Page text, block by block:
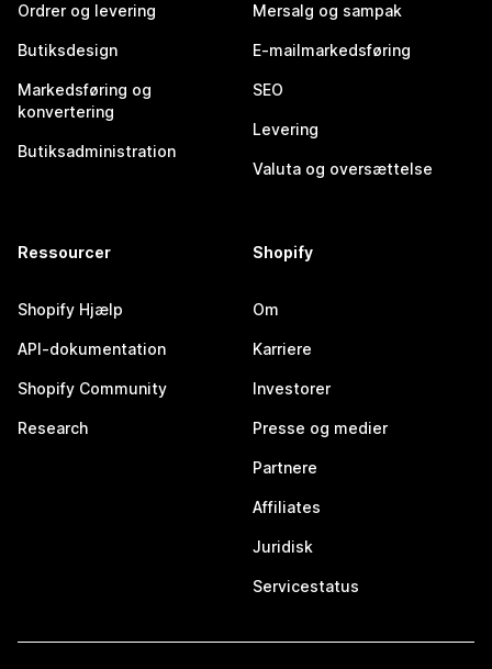
Ordrer og levering
Butiksdesign
Markedsføring og
konvertering
Butiksadministration
Mersalg og sampak
E-mailmarkedsføring
SEO
Levering
Valuta og oversættelse
Ressourcer
Shopify Hjælp
API-dokumentation
Shopify Community
Research
Shopify
Om
Karriere
Investorer
Presse og medier
Partnere
Affiliates
Juridisk
Servicestatus